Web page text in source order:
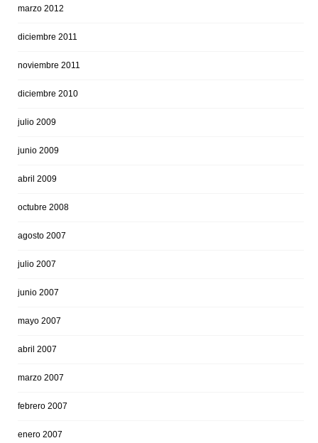
marzo 2012
diciembre 2011
noviembre 2011
diciembre 2010
julio 2009
junio 2009
abril 2009
octubre 2008
agosto 2007
julio 2007
junio 2007
mayo 2007
abril 2007
marzo 2007
febrero 2007
enero 2007